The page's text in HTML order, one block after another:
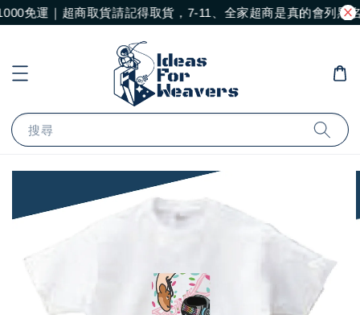
免運｜超商取貨請記得取貨，7-11、全家超商是真的會列黑
搜尋